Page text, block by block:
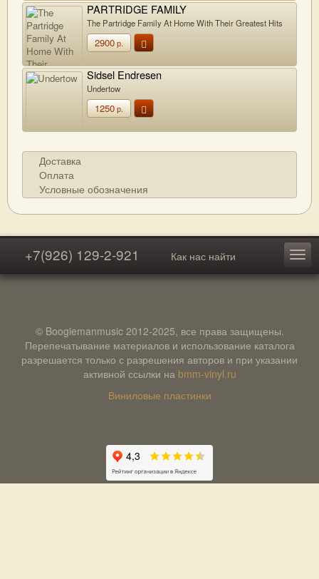
PARTRIDGE FAMILY
The Partridge Family At Home With Their Greatest Hits
2900р.
Sidsel Endresen
Undertow
1250р.
Доставка
Оплата
Условные обозначения
+7(926) 129-2-921 Как нас найти
© Boogiemanmusic 2012-2025, все права защищены.
Перепечатывание материалов и использование каталога
разрешается только с разрешения авторов и при указании
активной ссылки на bmm-vinyl.ru
Виниловые пластинки